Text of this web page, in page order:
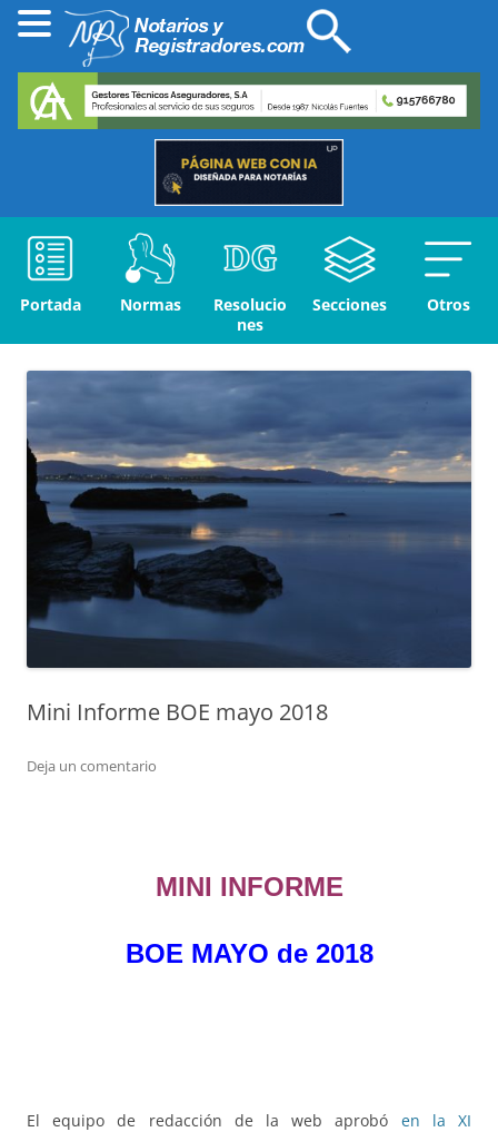
Portada Normas
Resolucio
nes
Secciones Otros
Mini Informe BOE mayo 2018
Deja un comentario
MINI INFORME
BOE MAYO de 2018
El equipo de redacción de la web aprobó en la XI